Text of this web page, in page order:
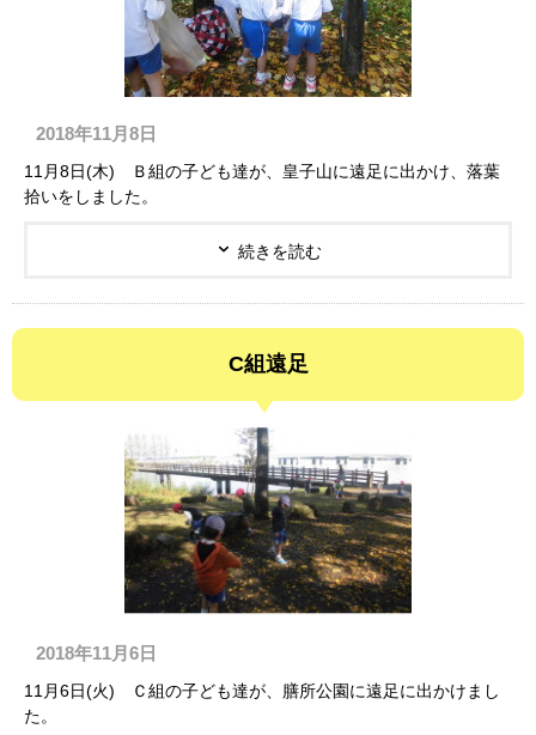
2018年11月8日
11月8日(木) Ｂ組の子ども達が、皇子山に遠足に出かけ、落葉
拾いをしました。
続きを読む
C組遠足
2018年11月6日
11月6日(火) Ｃ組の子ども達が、膳所公園に遠足に出かけまし
た。